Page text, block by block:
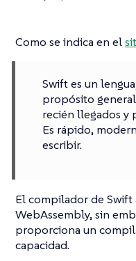
Como se indica en el
Swift es un
propósito
recién llegados y
Es rápido,
escribir.
El compilador de
WebAssembly, sin
proporciona un
capacidad.